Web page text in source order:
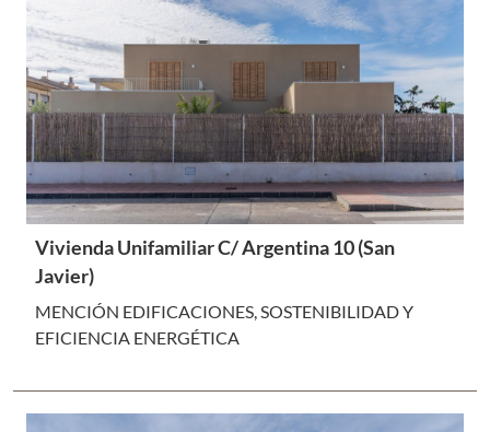
Vivienda Unifamiliar C/ Argentina 10 (San
Javier)
MENCIÓN EDIFICACIONES, SOSTENIBILIDAD Y
EFICIENCIA ENERGÉTICA